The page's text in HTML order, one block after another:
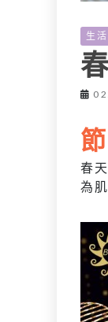
生
春
為